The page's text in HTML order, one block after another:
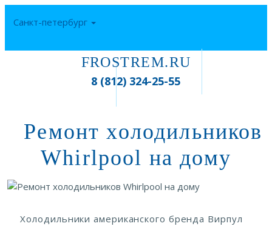
Санкт-петербург
ЕЖЕДНЕВНО
FROSTREM.RU
8 (812) 324-25-55
Ремонт холодильников
Whirlpool на дому
Холодильники американского бренда Вирпул